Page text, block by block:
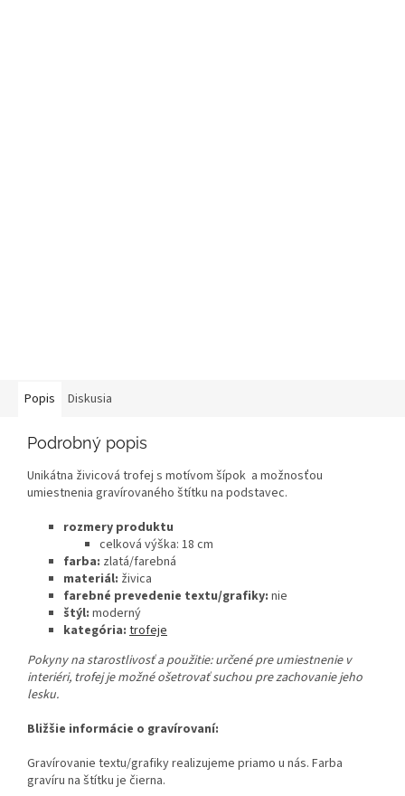
Popis Diskusia
Podrobný popis
Unikátna živicová trofej s motívom šípok a možnosťou
umiestnenia gravírovaného štítku na podstavec.
rozmery produktu
celková výška: 18 cm
farba: zlatá/farebná
materiál: živica
farebné prevedenie textu/grafiky: nie
štýl: moderný
kategória: trofeje
Pokyny na starostlivosť a použitie: určené pre umiestnenie v
interiéri, trofej je možné ošetrovať suchou pre zachovanie jeho
lesku.
Bližšie informácie o gravírovaní:
Gravírovanie textu/grafiky realizujeme priamo u nás. Farba
gravíru na štítku je čierna.